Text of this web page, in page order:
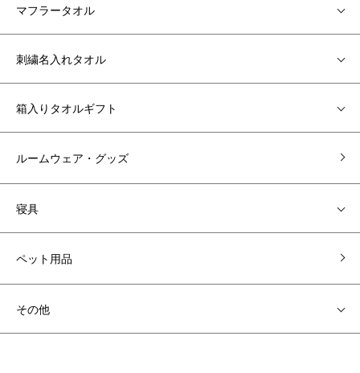
マフラータオル
刺繍名入れタオル
箱入りタオルギフト
ルームウェア・グッズ
寝具
ペット用品
その他